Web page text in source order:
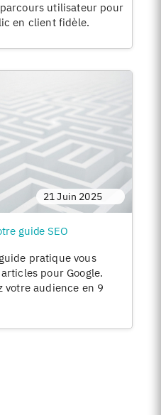
utilisateur pour
en client fidèle.
21 Juin 2025
guide SEO
pratique vous
pour Google.
votre audience en 9